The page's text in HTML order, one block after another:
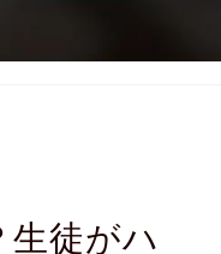
徒がハ